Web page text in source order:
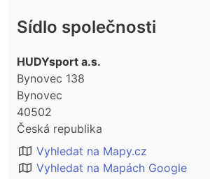
Sídlo společnosti
HUDYsport a.s.
Bynovec 138
Bynovec
40502
Česká republika
Vyhledat na Mapy.cz
Vyhledat na Mapách Google